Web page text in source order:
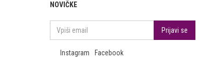
NOVIČKE
Instagram
Facebook